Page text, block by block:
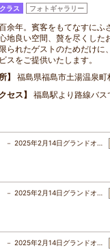
ラス フォトギャラリー
余年。賓客をもてなすにふ
地良い空間、贅を尽くした
られたゲストのためだけに
スをご提供いたします。
福島県福島市土湯温泉
セス
福島駅より路線バ
－ 2025年2月14日グランドオ…
－ 2025年2月14日グランドオ…
－ 2025年2月14日グランドオ…